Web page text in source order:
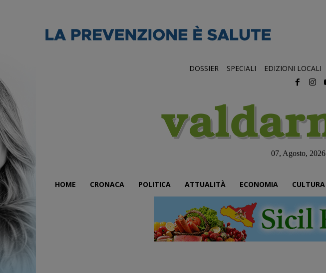
DOSSIER SPECIALI EDIZIONI LOCALI
07, Agosto, 2026
HOME CRONACA POLITICA ATTUALITÀ ECONOMIA CULTURA